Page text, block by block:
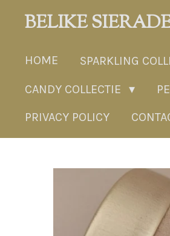
directBELIKE
HOME SPARKLING
CANDY COLLECTIE
PRIVACY POLICY